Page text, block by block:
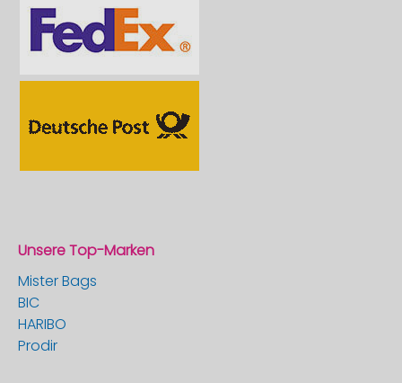
Unsere Top-Marken
Mister Bags
BIC
HARIBO
Prodir